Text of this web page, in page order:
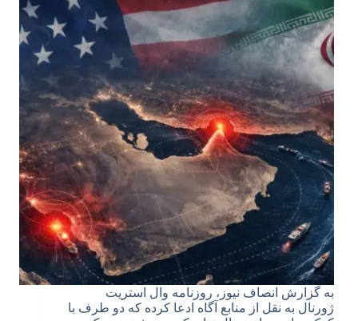
به گزارش انصاف نیوز، روزنامه وال‌ استریت‌
ژورنال به نقل از منابع آگاه ادعا کرده که دو طرف با